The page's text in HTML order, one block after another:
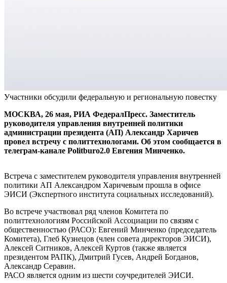
Участники обсудили федеральную и региональную повестку
МОСКВА, 26 мая, РИА ФедералПресс. Заместитель
руководителя управления внутренней политики
администрации президента (АП) Александр Харичев
провел встречу с политтехнологами. Об этом сообщается в
телеграм-канале Politburo2.0 Евгения Минченко.
Встреча с заместителем руководителя управления внутренней
политики АП Александром Харичевым прошла в офисе
ЭИСИ (Экспертного института социальных исследований).
Во встрече участвовал ряд членов Комитета по
политтехнологиям Российской Ассоциации по связям с
общественностью (РАСО): Евгений Минченко (председатель
Комитета), Глеб Кузнецов (член совета директоров ЭИСИ),
Алексей Ситников, Алексей Куртов (также является
президентом РАПК), Дмитрий Гусев, Андрей Богданов,
Александр Серавин.
РАСО является одним из шести соучредителей ЭИСИ.